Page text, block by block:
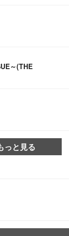
～(THE
っと見る